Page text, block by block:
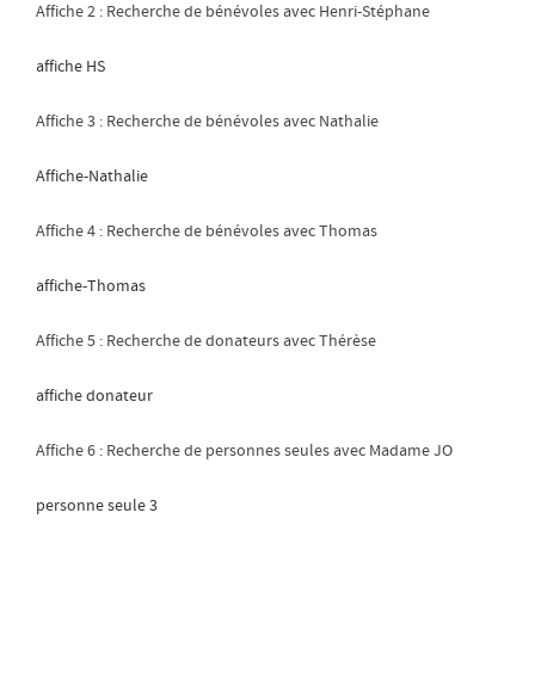
Affiche 2 : Recherche de bénévoles avec Henri-Stéphane
affiche HS
Affiche 3 : Recherche de bénévoles avec Nathalie
Affiche-Nathalie
Affiche 4 : Recherche de bénévoles avec Thomas
affiche-Thomas
Affiche 5 : Recherche de donateurs avec Thérèse
affiche donateur
Affiche 6 : Recherche de personnes seules avec Madame JO
personne seule 3